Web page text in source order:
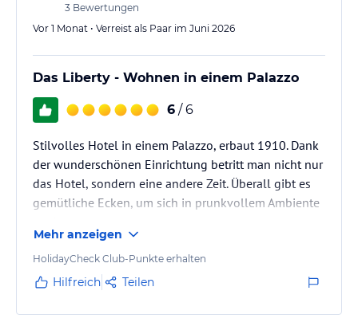
3 Bewertungen
Vor 1 Monat • Verreist als Paar im Juni 2026
Das Liberty - Wohnen in einem Palazzo
6 / 6
Stilvolles Hotel in einem Palazzo, erbaut 1910. Dank
der wunderschönen Einrichtung betritt man nicht nur
das Hotel, sondern eine andere Zeit. Überall gibt es
gemütliche Ecken, um sich in prunkvollem Ambiente
Die Zimmer, die wir bisher bewohnt haben, waren im
Gegensatz dazu modern eingerichtet, mit Technik auf
hohem Niveau ausgestattet, stets sehr sauber bei
Das Personal ist sehr freundlich und mehrsprachig.
Mehr anzeigen
HolidayCheck Club-Punkte erhalten
Hilfreich Teilen